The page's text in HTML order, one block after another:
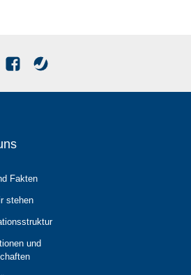
Fakten
stehen
und